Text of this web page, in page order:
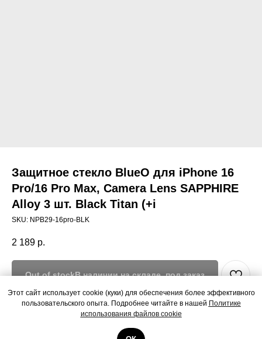
Этот сайт использует cookie (куки) для обеспечения более эффективного
пользовательского опыта. Подробнее читайте в нашей Политике
использования файлов cookie
Защитное стекло BlueO для iPhone 16
Pro/16 Pro Max, Camera Lens SAPPHIRE
Alloy 3 шт. Black Titan (+i
SKU: NPB29-16pro-BLK
2 189 р.
Out of stock
Защитное стекло BlueO для iPhone 16 Pro/16 Pro Max, Camera Lens